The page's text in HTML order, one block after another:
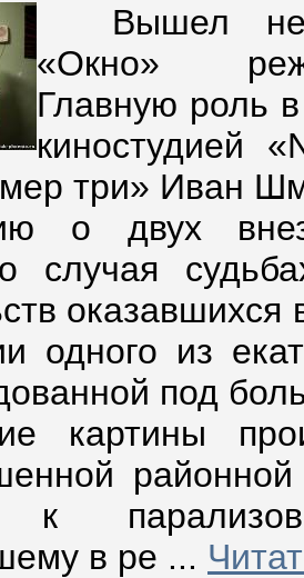
Вышел
«Окно»
Главную роль в
киностудией
три» Иван
о двух
случая
одного из
под
картины
к
в ре ...